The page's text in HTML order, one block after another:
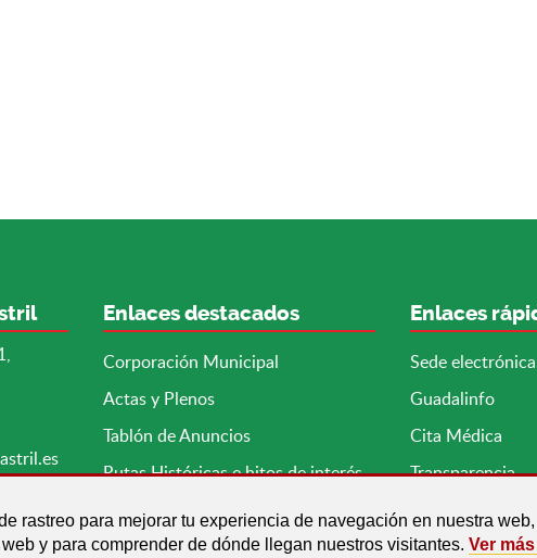
rastreo para mejorar tu experiencia de navegación en nuestra
y para comprender de dónde llegan nuestros visitantes. Ver
Enlaces destacados
Corporación Municipal
Actas y Plenos
Tablón de Anuncios
Rutas Históricas e hitos de interés
Enlaces
Sede electrónica
Guadalinfo
Cita Médica
Transparencia